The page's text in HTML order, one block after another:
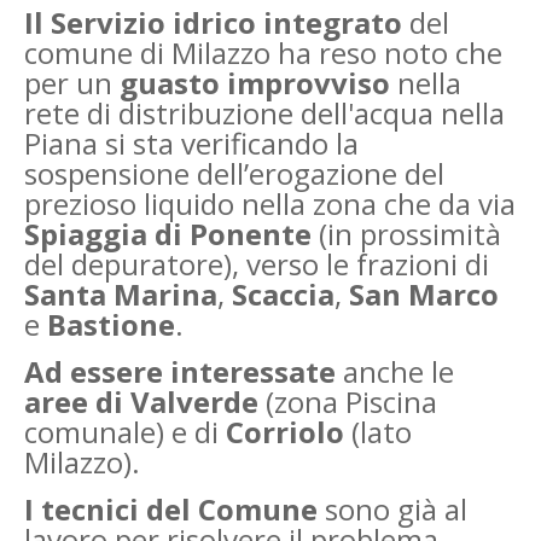
Il Servizio idrico integrato del
comune di Milazzo ha reso noto che
per un guasto improvviso nella
rete di distribuzione dell'acqua nella
Piana si sta verificando la
sospensione dell’erogazione del
prezioso liquido nella zona che da via
Spiaggia di Ponente (in prossimità
del depuratore), verso le frazioni di
Santa Marina,Scaccia, San Marco
e Bastione.
Ad essere interessate anche le
aree di Valverde (zona Piscina
comunale) e di Corriolo (lato
Milazzo).
I tecnici del Comune sono già al